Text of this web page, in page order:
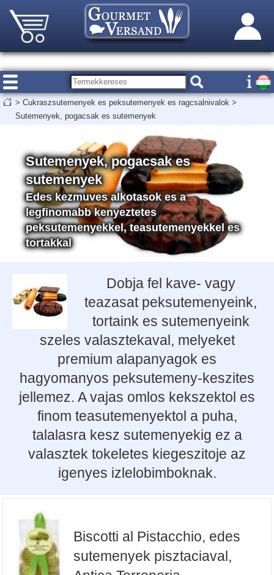
> Cukraszsutemenyek es peksutemenyek es ragcsalnivalok >
Sutemenyek, pogacsak es sutemenyek
Sutemenyek, pogacsak es
sutemenyek
Edes kezmuves alkotasok es a
legfinomabb kenyeztetes
peksutemenyekkel, teasutemenyekkel es
tortakkal
Dobja fel kave- vagy
teazasat peksutemenyeink,
tortaink es sutemenyeink
szeles valasztekaval, melyeket
premium alapanyagok es
hagyomanyos peksutemeny-keszites
jellemez. A vajas omlos kekszektol es
finom teasutemenyektol a puha,
talalasra kesz sutemenyekig ez a
valasztek tokeletes kiegeszitoje az
igenyes izlelobimboknak.
Biscotti al Pistacchio, edes
sutemenyek pisztaciaval,